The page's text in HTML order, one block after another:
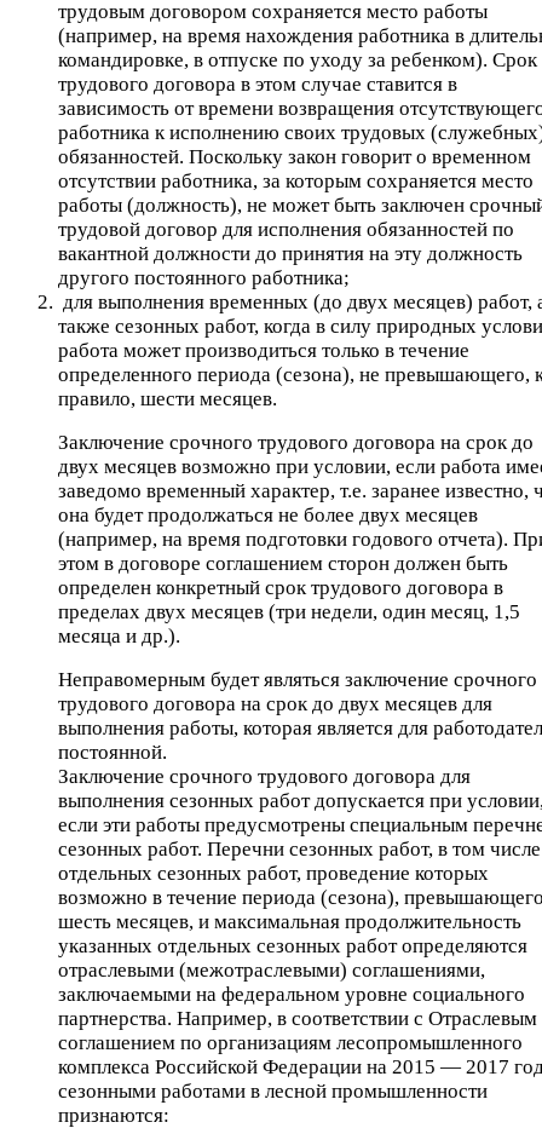
трудовым договором сохраняется место работы
(например, на время нахождения работника в
командировке, в отпуске по уходу за ребенком). Срок
трудового договора в этом случае ставится в
зависимость от времени возвращения
работника к исполнению своих трудовых
обязанностей. Поскольку закон говорит о временном
отсутствии работника, за которым сохраняется место
работы (должность), не может быть заключен
трудовой договор для исполнения обязанностей по
вакантной должности до принятия на эту должность
другого постоянного работника;
для выполнения временных (до двух месяцев) работ,
также сезонных работ, когда в силу природных
работа может производиться только в течение
определенного периода (сезона), не превышающего,
правило, шести месяцев.
Заключение срочного трудового договора на срок до
двух месяцев возможно при условии, если работа
заведомо временный характер, т.е. заранее известно,
она будет продолжаться не более двух месяцев
(например, на время подготовки годового отчета).
этом в договоре соглашением сторон должен быть
определен конкретный срок трудового договора в
пределах двух месяцев (три недели, один месяц, 1,5
месяца и др.).
Неправомерным будет являться заключение срочного
трудового договора на срок до двух месяцев для
выполнения работы, которая является для
постоянной.
Заключение срочного трудового договора для
выполнения сезонных работ допускается при
если эти работы предусмотрены специальным
сезонных работ. Перечни сезонных работ, в том числе
отдельных сезонных работ, проведение которых
возможно в течение периода (сезона),
шесть месяцев, и максимальная продолжительность
указанных отдельных сезонных работ определяются
отраслевыми (межотраслевыми) соглашениями,
заключаемыми на федеральном уровне социального
партнерства. Например, в соответствии с Отраслевым
соглашением по организациям лесопромышленного
комплекса Российской Федерации на 2015 — 2017
сезонными работами в лесной промышленности
признаются: